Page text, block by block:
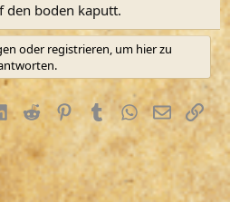
den boden kaputt.
oder registrieren, um hier zu
LinkedInRedditPinterestTumblrWhatsApp
E-MailLink